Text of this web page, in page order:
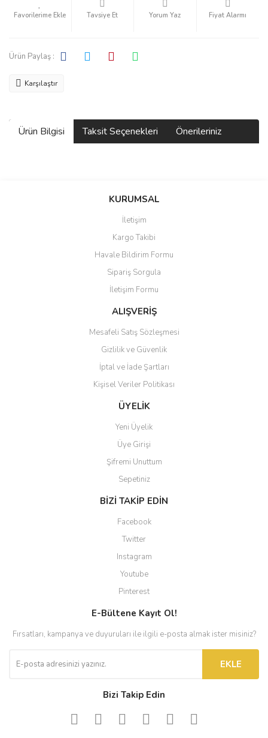
Tavsiye Et Yorum Yaz Fiyat Alarmı
Ürün Paylaş :
Karşılaştır
Ürün Bilgisi Taksit Seçenekleri Önerileriniz
Ürün resmi kalitesiz, bozuk veya görüntülenemiyor.
Ürün açıklamasında eksik bilgiler bulunuyor.
Ürün bilgilerinde hatalar bulunuyor.
Ürün fiyatı diğer sitelerden daha pahalı.
Bu ürüne benzer farklı alternatifler olmalı.
Gönder
KURUMSAL
İletişim
Kargo Takibi
Havale Bildirim Formu
Sipariş Sorgula
İletişim Formu
ALIŞVERİŞ
Mesafeli Satış Sözleşmesi
Gizlilik ve Güvenlik
İptal ve İade Şartları
Kişisel Veriler Politikası
ÜYELİK
Yeni Üyelik
Üye Girişi
Şifremi Unuttum
Sepetiniz
BİZİ TAKİP EDİN
Facebook
Twitter
Instagram
Youtube
Pinterest
E-Bültene Kayıt Ol!
Fırsatları, kampanya ve duyuruları ile ilgili e-posta almak ister misiniz?
EKLE
Bizi Takip Edin